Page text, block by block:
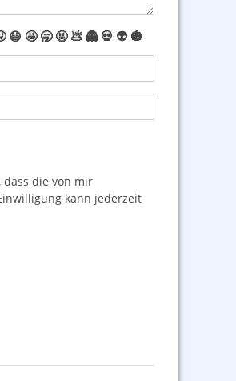
😷 🤩 🥱 🤬 💩 👻 💀 👽 🎃
die von mir
kann jederzeit